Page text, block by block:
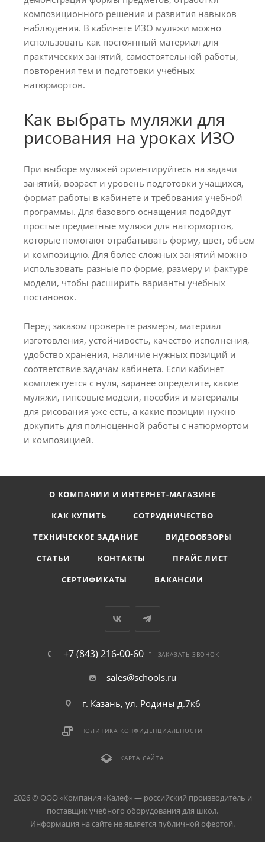
композиционного решения и развития навыков
наблюдения. В кабинете ИЗО муляжи можно
использовать как постоянный материал для
практических занятий, самостоятельной работы,
повторения тем и подготовки учебных
натюрмортов.
Как выбрать муляжи для
рисования на уроках ИЗО
При выборе муляжей ориентируйтесь на задачи
занятий, возраст и уровень подготовки учащихся,
формат работы в кабинете и требования учебной
программы. Для базового оснащения подойдут
простые предметные муляжи для натюрмортов,
которые помогают отрабатывать форму, цвет, объём
и композицию. Для более сложных занятий можно
использовать разные по форме, размеру и фактуре
модели, чтобы расширить варианты учебных
постановок.
Перед заказом проверьте размеры, материал
изготовления, устойчивость, качество исполнения,
удобство хранения, наличие нужных позиций и
соответствие задачам кабинета. Если кабинет
комплектуется с нуля, заранее определите, какие
муляжи, гипсовые модели, пособия и материалы
для рисования уже есть, а какие позиции нужно
докупить для полноценной работы с натюрмортом
и композицией.
О КОМПАНИИ И ИНТЕРНЕТ-МАГАЗИНЕ
КАК КУПИТЬ
СОТРУДНИЧЕСТВО
ТЕХНИЧЕСКОЕ ЗАДАНИЕ
ВИДЕООБЗОРЫ
СТАТЬИ
КОНТАКТЫ
ПРАЙС ЛИСТ
СЕРТИФИКАТЫ
ВАКАНСИИ
+7 (843) 216-00-60 ЗАКАЗАТЬ ЗВОНОК
sales@schools.ru
г. Казань, ул. Родины д.7к6
ПОЛИТИКА КОНФИДЕНЦИАЛЬНОСТИ
КАРТА САЙТА
2026 © ООО «Компания «Kалеф» — российский производитель и
поставщик учебного оборудования для школ.
Информация на сайте не является публичной офертой.